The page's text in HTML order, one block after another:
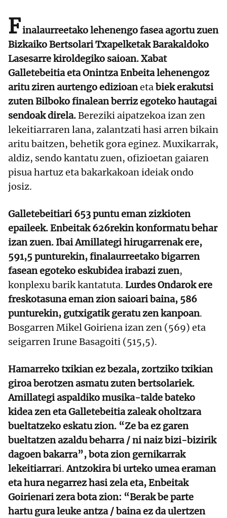
Finalaurreetako lehenengo fasea agortu zuen
Bizkaiko Bertsolari Txapelketak Barakaldoko
Lasesarre kiroldegiko saioan. Xabat
Galletebeitia eta Onintza Enbeita lehenengoz
aritu ziren aurtengo edizioanetabiek erakutsi
zuten Bilboko finalean berriz egoteko hautagai
sendoak direla.Bereziki aipatzekoa izan zen
lekeitiarraren lana, zalantzati hasi arren bikain
aritu baitzen, behetik gora eginez. Muxikarrak,
aldiz, sendo kantatu zuen, ofizioetan gaiaren
pisua hartuz eta bakarkakoan ideiak ondo
josiz.
Galletebeitiari 653 puntu eman zizkioten
epaileek. Enbeitak 626rekin konformatu behar
izan zuen. Ibai Amillategi hirugarrenak ere,
591,5 punturekin, finalaurreetako bigarren
fasean egoteko eskubidea irabazi zuen,
konplexu barik kantatuta. Lurdes Ondarok ere
freskotasuna eman zion saioari baina, 586
punturekin, gutxigatik geratu zen kanpoan.
Bosgarren Mikel Goiriena izan zen (569) eta
seigarren Irune Basagoiti (515,5).
Hamarreko txikian ez bezala, zortziko txikian
giroa berotzen asmatu zuten bertsolariek.
Amillategi aspaldiko musika-talde bateko
kidea zen eta Galletebeitia zaleak oholtzara
bueltatzeko eskatu zion. “Ze ba ez garen
bueltatzen azaldu beharra / ni naiz bizi-bizirik
dagoen bakarra”, bota zion gernikarrak
lekeitiarrari.Antzokira bi urteko umea eraman
eta hura negarrez hasi zela eta, Enbeitak
Goirienari zera bota zion: “Berak be parte
hartu gura leuke antza / baina ez da ulertzen